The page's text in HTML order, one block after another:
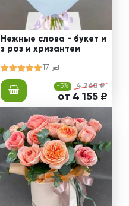
Нежные слова - букет и
з роз и хризантем
17
-3% 4 260 ₽
от 4 155 ₽